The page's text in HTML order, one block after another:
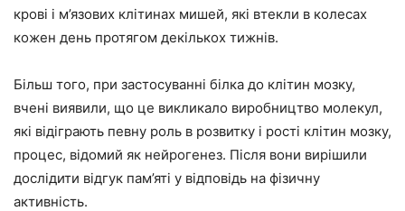
крові і м’язових клітинах мишей, які втекли в колесах
кожен день протягом декількох тижнів.
Більш того, при застосуванні білка до клітин мозку,
вчені виявили, що це викликало виробництво молекул,
які відіграють певну роль в розвитку і рості клітин мозку,
процес, відомий як нейрогенез. Після вони вирішили
дослідити відгук пам’яті у відповідь на фізичну
активність.